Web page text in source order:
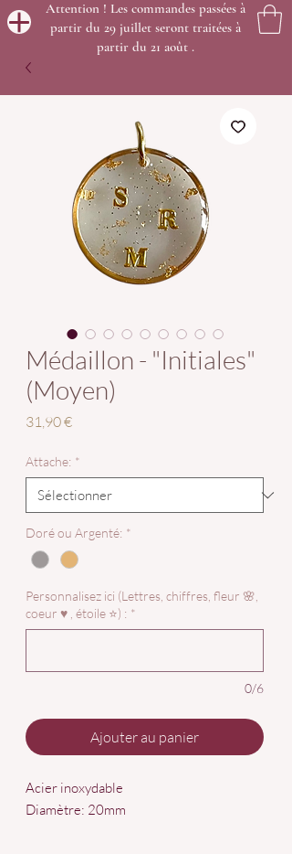
Attention ! Les commandes passées à
partir du 29 juillet seront traitées à
partir du 21 août .
Médaillon - "Initiales"
(Moyen)
31,90 €Prix
Attache: *
Doré ou Argenté: *
Personnalisez ici (Lettres, chiffres, fleur 🌸,
coeur ♥️ , étoile ⭐) : *
0/6
Ajouter au panier
Acier inoxydable
Diamètre: 20mm